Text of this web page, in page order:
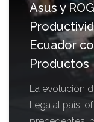
Asus y
Ecuador
Productos
La evolución
llega al país,